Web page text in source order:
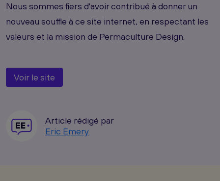
Nous sommes fiers d'avoir contribué à donner un
nouveau souffle à ce site internet, en respectant les
valeurs et la mission de Permaculture Design.
Voir le site
Article rédigé par
Eric Emery